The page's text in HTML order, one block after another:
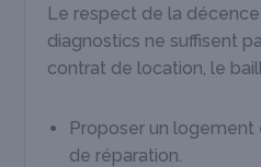
Le respect de la
diagnostics ne suffisent
contrat de location, le
Proposer un logement
de réparation.